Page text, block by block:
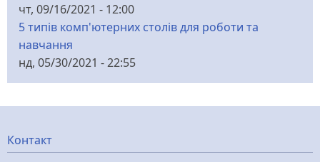
чт, 09/16/2021 - 12:00
5 типів комп'ютерних столів для роботи та
навчання
нд, 05/30/2021 - 22:55
Меню
Контакт